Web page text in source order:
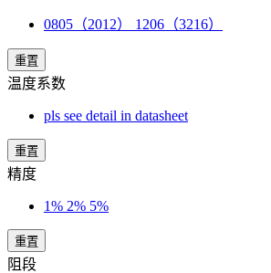
0805（2012） 1206（3216）
重置
温度系数
pls see detail in datasheet
重置
精度
1% 2% 5%
重置
阻段